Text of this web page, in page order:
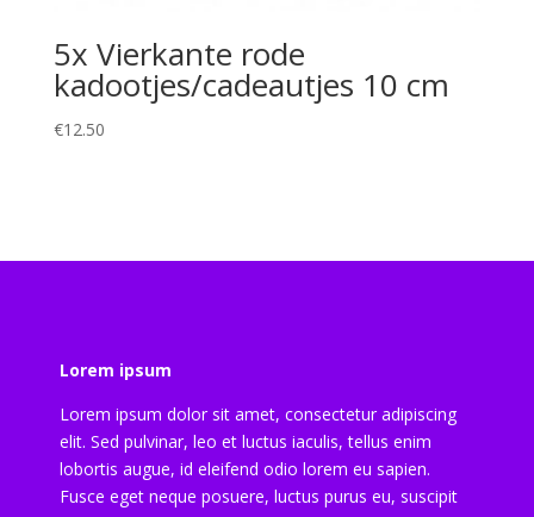
5x Vierkante rode
kadootjes/cadeautjes 10 cm
€12.50
Lorem ipsum
Lorem ipsum dolor sit amet, consectetur adipiscing
elit. Sed pulvinar, leo et luctus iaculis, tellus enim
lobortis augue, id eleifend odio lorem eu sapien.
Fusce eget neque posuere, luctus purus eu, suscipit